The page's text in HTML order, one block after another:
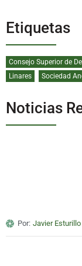
Etiquetas
Consejo Superior de
Linares
Sociedad
Noticias
Por: Javier Esturillo